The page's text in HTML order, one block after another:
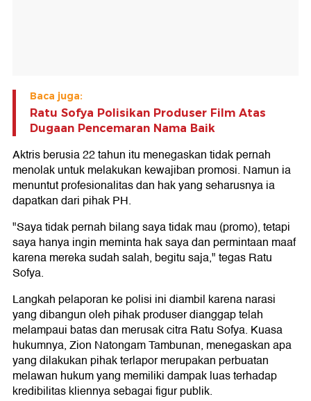
Baca juga:
Ratu Sofya Polisikan Produser Film Atas
Dugaan Pencemaran Nama Baik
Aktris berusia 22 tahun itu menegaskan tidak pernah
menolak untuk melakukan kewajiban promosi. Namun ia
menuntut profesionalitas dan hak yang seharusnya ia
dapatkan dari pihak PH.
"Saya tidak pernah bilang saya tidak mau (promo), tetapi
saya hanya ingin meminta hak saya dan permintaan maaf
karena mereka sudah salah, begitu saja," tegas Ratu
Sofya.
Langkah pelaporan ke polisi ini diambil karena narasi
yang dibangun oleh pihak produser dianggap telah
melampaui batas dan merusak citra Ratu Sofya. Kuasa
hukumnya, Zion Natongam Tambunan, menegaskan apa
yang dilakukan pihak terlapor merupakan perbuatan
melawan hukum yang memiliki dampak luas terhadap
kredibilitas kliennya sebagai figur publik.